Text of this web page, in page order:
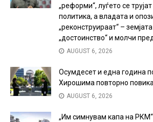
„реформи“, луѓето се
политика, а владата и
„реконструираат“ –
„достоинство“ и молчи
AUGUST 6, 2026
Осумдесет и една година
Хирошима повторно
AUGUST 6, 2026
„Им симнувам капа на